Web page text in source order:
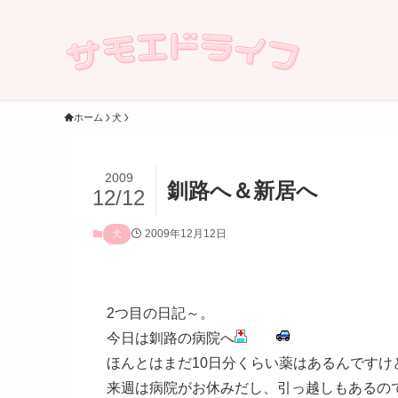
ホーム 犬
釧路へ＆新居へ
2009
12/12
犬 2009年12月12日
2つ目の日記～。
今日は釧路の病院へ
ほんとはまだ10日分くらい薬はあるんですけ
来週は病院がお休みだし、引っ越しもあるの